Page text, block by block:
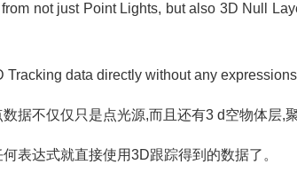
not just Point Lights, but also 3D Null
Tracking data directly without any
据不仅仅只是点光源,而且还有3 d空物体层,
表达式就直接使用3D跟踪得到的数据了。